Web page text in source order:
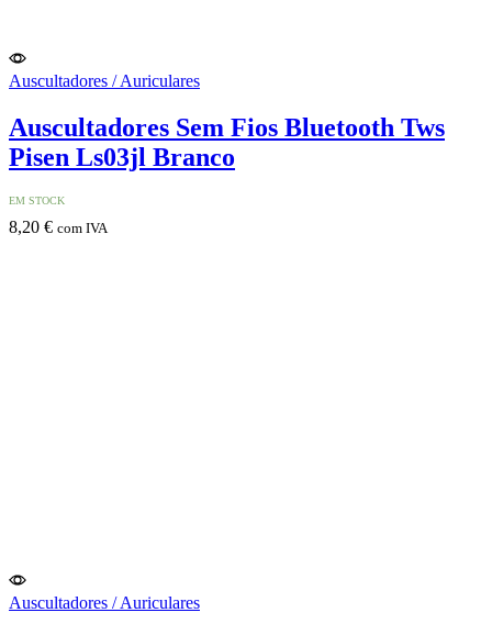
Auscultadores / Auriculares
Auscultadores Sem Fios Bluetooth Tws
Pisen Ls03jl Branco
EM STOCK
8,20 € com IVA
Auscultadores / Auriculares